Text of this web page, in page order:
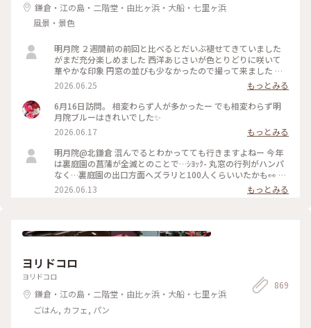
鎌倉・江の島・二階堂・由比ヶ浜・大船・七里ヶ浜
風景・景色
明月院 ２週間前の前回と比べるとだいぶ褪せてきていました
がまだ充分楽しめました 西洋あじさいが色とりどりに咲いて
華やかな印象 円窓の並びも少なかったので撮って来ました 裏
庭園の菖蒲の復活を願います
2026.06.25
もっとみる
6月16日訪問。 相変わらず人が多かったー でも相変わらず明
月院ブルーはきれいでした✨
2026.06.17
もっとみる
明月院@北鎌倉 混んでるとわかってても行きますよねー 今年
は裏庭園の菖蒲が全滅とのことで…ｼﾖｯｸ- 丸窓の行列がハンパ
なく…裏庭園の出口方面へズラリと100人くらいいたかも👀 装
飾のあじさいがとても素敵だったのでそりゃー撮りたくなりま
すよねー(ﾜｶﾙｰ) 写真もなかなか撮りづらいほどの人混み 急な方
ても疲れます… 夕方の空いてる時間を狙うのがいいのかもです
2026.06.13 もっとみる
ヨリドコロ
ヨリドコロ
鎌倉・江の島・二階堂・由比ヶ浜・大船・七里ヶ浜
ごはん, カフェ, パン
869